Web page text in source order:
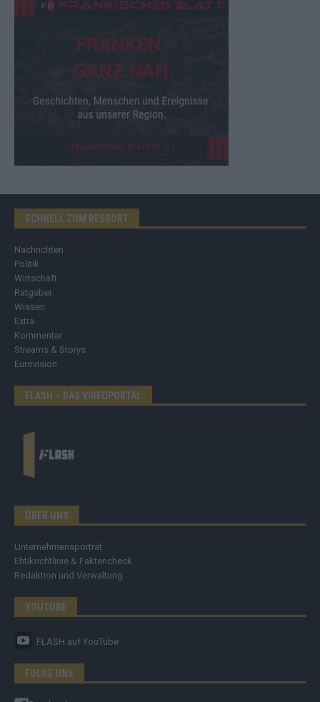
SCHNELL ZUM RESSORT
Nachrichten
Politik
Wirtschaft
Ratgeber
Wissen
Extra
Kommentar
Streams & Storys
Eurovision
FLASH – DAS VIDEOPORTAL
ÜBER UNS
Unternehmensporträt
Ehtikrichtlinie & Faktencheck
Redaktion und Verwaltung
YOUTUBE
FLASH auf YouTube
FOLGE UNS